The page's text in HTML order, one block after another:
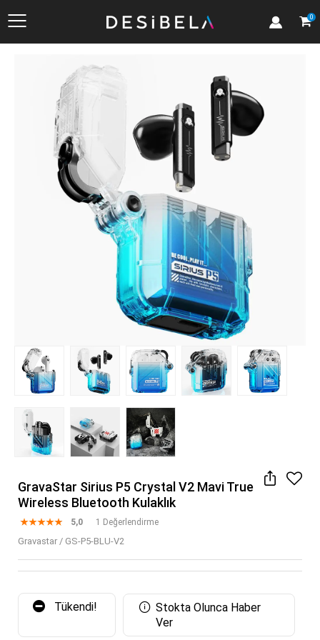
0
Kategoriler
GravaStar Sirius P5 Crystal V2 Mavi True
Wireless Bluetooth Kulaklık
5,0 1 Değerlendirme
Gravastar / GS-P5-BLU-V2
Tükendi!
Stokta Olunca Haber
Ver